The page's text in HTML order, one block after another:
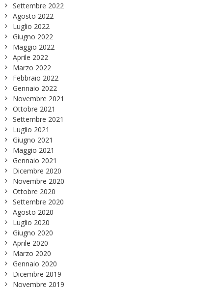
Settembre 2022
Agosto 2022
Luglio 2022
Giugno 2022
Maggio 2022
Aprile 2022
Marzo 2022
Febbraio 2022
Gennaio 2022
Novembre 2021
Ottobre 2021
Settembre 2021
Luglio 2021
Giugno 2021
Maggio 2021
Gennaio 2021
Dicembre 2020
Novembre 2020
Ottobre 2020
Settembre 2020
Agosto 2020
Luglio 2020
Giugno 2020
Aprile 2020
Marzo 2020
Gennaio 2020
Dicembre 2019
Novembre 2019